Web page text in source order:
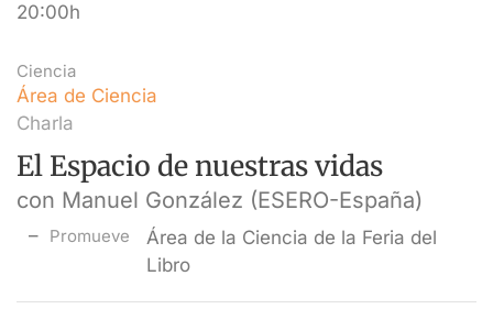
20:00h
Ciencia
Área de Ciencia
Charla
El Espacio de nuestras vidas
con Manuel González (ESERO-España)
Promueve
Área de la Ciencia de la Feria del
Libro